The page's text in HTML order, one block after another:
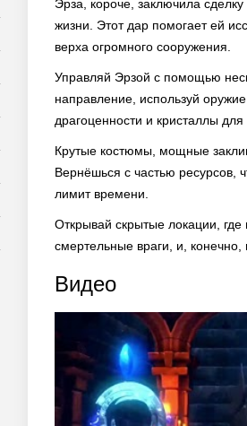
Эрза, короче, заключила
жизни. Этот дар помогает ей
верха огромного сооружения.
Управляй Эрзой с помощью
направление, используй
драгоценности и кристаллы для
Крутые костюмы, мощные
Вернёшься с частью ресурсов,
лимит времени.
Открывай скрытые локации,
смертельные враги, и, конечно,
Видео